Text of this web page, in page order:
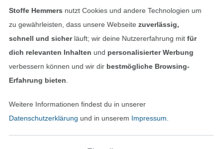
Alle Preise inkl. der gesetzl. MwSt.
Stoffe Hemmers nutzt Cookies und andere Technologien um
zu gewährleisten, dass unsere Webseite zuverlässig,
schnell und sicherläuft; wir deine Nutzererfahrung mitfür
dich relevanten Inhalten und personalisierter Werbung
verbessern können und wir dir bestmögliche Browsing-
Erfahrung bieten
Weitere Informationen findest du in unserer
Datenschutzerklärung und in unserem Impressum